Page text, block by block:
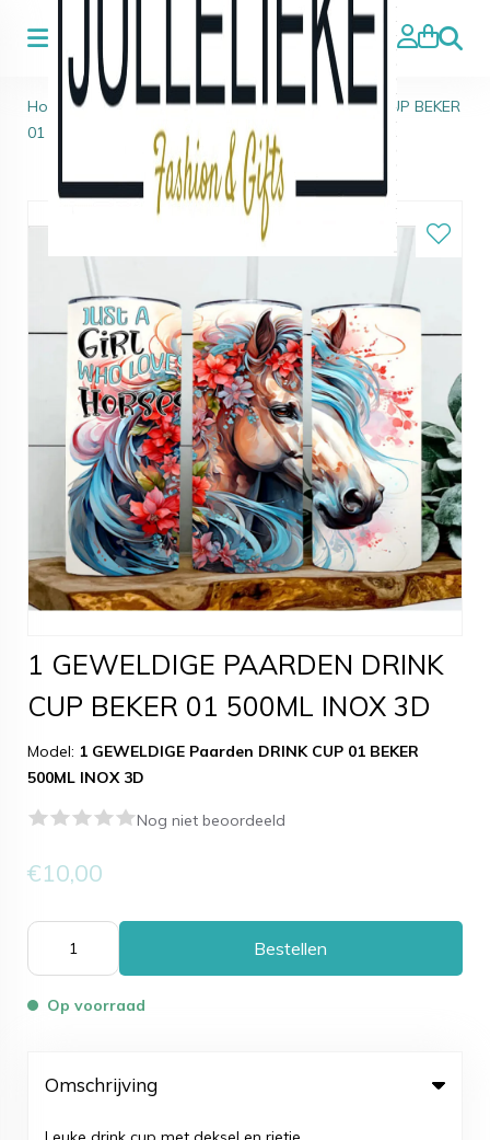
Zoeken
Home > Lunch >1 GEWELDIGE PAARDEN DRINK CUP BEKER
01 500ML INOX 3D
1 GEWELDIGE PAARDEN DRINK
CUP BEKER 01 500ML INOX 3D
Model: 1 GEWELDIGE Paarden DRINK CUP 01 BEKER
500ML INOX 3D
Nog niet beoordeeld
€10,00
Bestellen
Op voorraad
Omschrijving